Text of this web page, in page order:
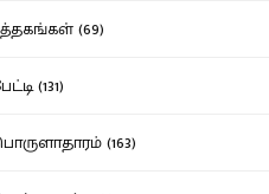
(69)
(131)
(163)